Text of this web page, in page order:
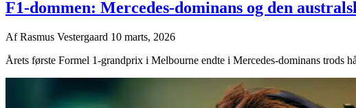
F1-dommen: Mercedes-dominans og den
AfRasmus Vestergaard 10 marts, 2026
Årets første Formel 1-grandprix i Melbourne endte i Mercedes-dominans trods